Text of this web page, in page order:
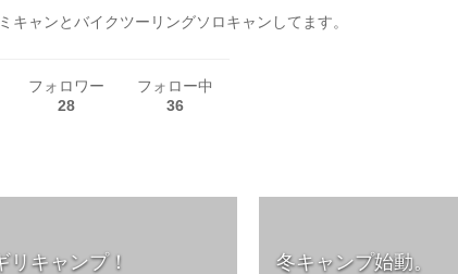
キャンとバイクツーリングソロキャンしてます。
フォロワー
28
フォロー中
36
リキャンプ！ 冬キャンプ始動。